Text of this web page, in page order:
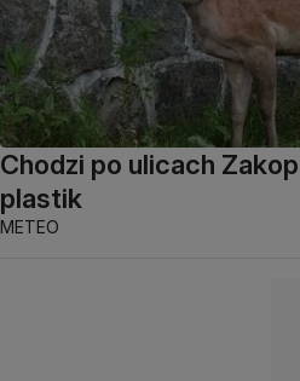
Chodzi po ulicach
plastik
METEO